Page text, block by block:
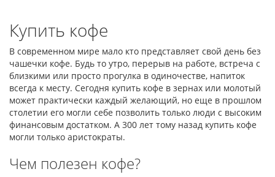
Купить кофе
В современном мире мало кто представляет свой день без
чашечки кофе. Будь то утро, перерыв на работе, встреча с
близкими или просто прогулка в одиночестве, напиток
всегда к месту. Сегодня купить кофе в зернах или молотый
может практически каждый желающий, но еще в прошлом
столетии его могли себе позволить только люди с высоким
финансовым достатком. А 300 лет тому назад купить кофе
могли только аристократы.
Чем полезен кофе?